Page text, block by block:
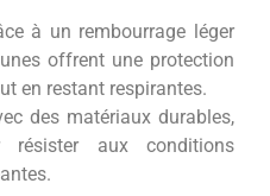
à un rembourrage léger
offrent une protection
en restant respirantes.
des matériaux durables,
aux conditions